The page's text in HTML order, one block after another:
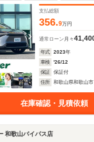
支払総額
356.9万円
通常ローン 月々
年式 2023年
車検
'26/12
保証
保証付
住所
和歌山県和歌山市
在庫確認・見積依頼
和歌山バイパス店